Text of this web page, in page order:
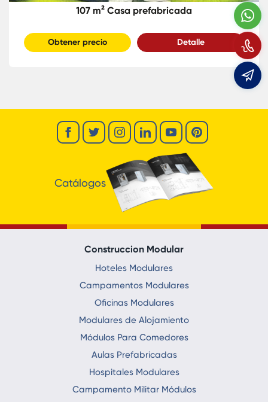
107 m² Casa prefabricada
Obtener precio Detalle
Catálogos
Construccion Modular
Hoteles Modulares
Campamentos Modulares
Oficinas Modulares
Modulares de Alojamiento
Módulos Para Comedores
Aulas Prefabricadas
Hospitales Modulares
Campamento Militar Módulos